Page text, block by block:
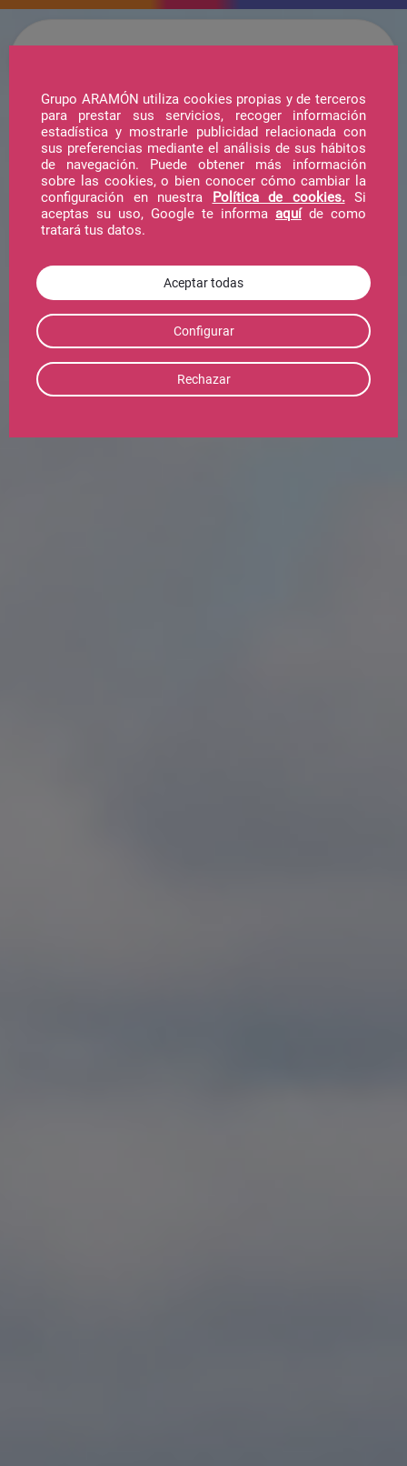
Grupo ARAMÓN utiliza cookies propias y de terceros
para prestar sus servicios, recoger información
estadística y mostrarle publicidad relacionada con
sus preferencias mediante el análisis de sus hábitos
de navegación. Puede obtener más información
sobre las cookies, o bien conocer cómo cambiar la
configuración en nuestra Política de cookies.Si
aceptas su uso, Google te informa aquíde como
tratará tus datos.
Hotel
Telecabina